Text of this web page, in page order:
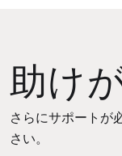
助け
さらにサポートが
さい。